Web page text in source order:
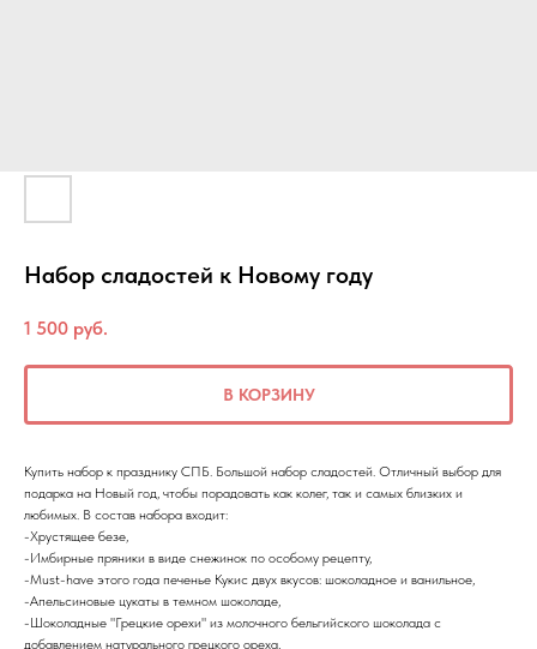
Набор сладостей к Новому году
1 500 руб.
В КОРЗИНУ
Купить набор к празднику СПБ. Большой набор сладостей. Отличный выбор для
подарка на Новый год, чтобы порадовать как колег, так и самых близких и
любимых. В состав набора входит:
-Хрустящее безе,
-Имбирные пряники в виде снежинок по особому рецепту,
-Must-have этого года печенье Кукис двух вкусов: шоколадное и ванильное,
-Апельсиновые цукаты в темном шоколаде,
-Шоколадные "Грецкие орехи" из молочного бельгийского шоколада с
добавлением натурального грецкого ореха,